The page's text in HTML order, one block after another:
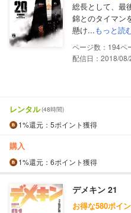
総長として、最
錦とのタイマン
懸け...もっと読
194
配信日：2018/08/
レンタル(48時間)
1%還元 ：5ポイント獲得
購入
1%還元 ：6ポイント獲得
デメキン 21
お得な580ポイ